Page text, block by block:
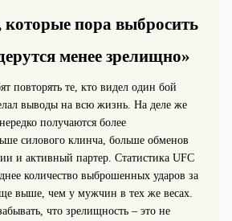
которые пора выбросить
менее зрелищно»
повторять те, кто видел один бой
выводы на всю жизнь. На деле же
получаются более
силового клинча, больше обменов
и активный партер. Статистика UFC
количество выброшенных ударов за
выше, чем у мужчин в тех же весах.
что зрелищность – это не